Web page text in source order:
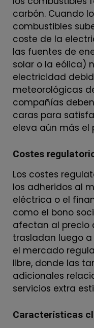
carbón. Cuando
combustibles
coste de la
las fuentes de
solar o la eólica)
electricidad
meteorológicas
compañías
caras para
eleva aún más el
Costes
Los costes
los adheridos al
eléctrica o el
como el bono
afectan al precio
trasladan luego
el mercado
libre, donde las
adicionales
servicios extra
Características